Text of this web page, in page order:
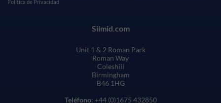
Política de Privacidad
Silmid.com
Unit 1 & 2 Roman Park
Roman Way
Coleshill
Birmingham
B46 1HG
Teléfono: +44 (0)1675 432850